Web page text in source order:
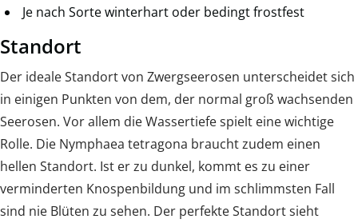
Je nach Sorte winterhart oder bedingt frostfest
Standort
Der ideale Standort von Zwergseerosen unterscheidet sich
in einigen Punkten von dem, der normal groß wachsenden
Seerosen. Vor allem die Wassertiefe spielt eine wichtige
Rolle. Die Nymphaea tetragona braucht zudem einen
hellen Standort. Ist er zu dunkel, kommt es zu einer
verminderten Knospenbildung und im schlimmsten Fall
sind nie Blüten zu sehen. Der perfekte Standort sieht